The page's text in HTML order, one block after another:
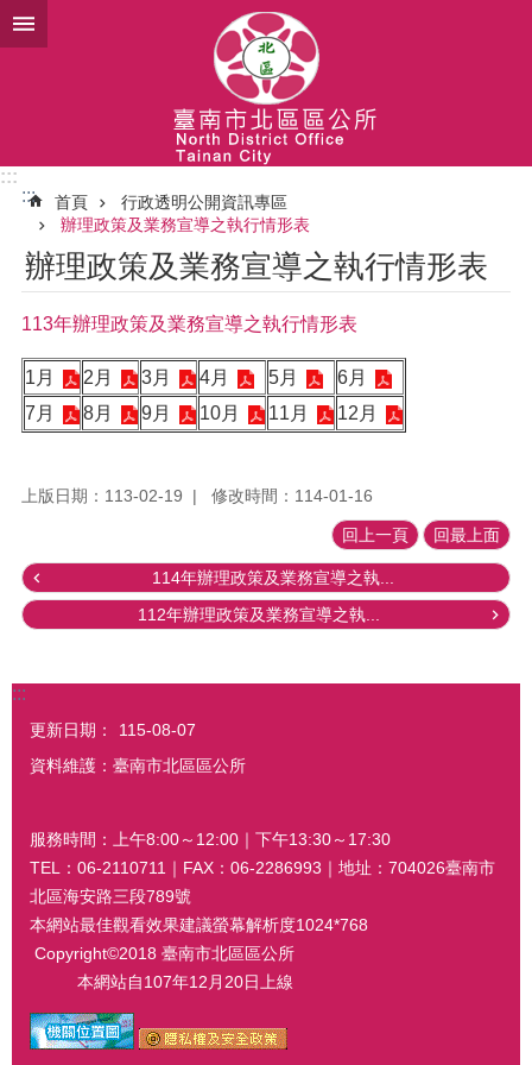
跳到主要內容區塊
:::
:::
首頁
行政透明公開資訊專區
辦理政策及業務宣導之執行情形表
辦理政策及業務宣導之執行情形表
113年辦理政策及業務宣導之執行情形表
1月 2月 3月 4月 5月
6月
7月
8月 9月 10月 11月 12月
上版日期：113-02-19 修改時間：114-01-16
回上一頁 回最上面
114年辦理政策及業務宣導之執...
112年辦理政策及業務宣導之執...
:::
更新日期：
115-08-07
資料維護：臺南市北區區公所
服務時間：上午8:00～12:00｜下午13:30～17:30
TEL：06-2110711｜FAX：06-2286993｜地址：704026臺南市
北區海安路三段789號
本網站最佳觀看效果建議螢幕解析度1024*768
Copyright©2018 臺南市北區區公所
本網站自107年12月20日上線